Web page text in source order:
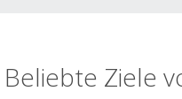
Beliebte Ziele